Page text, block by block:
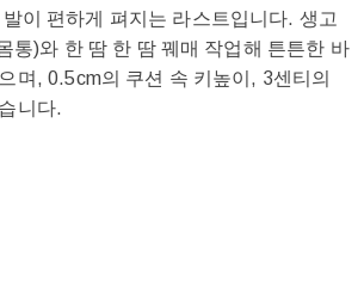
이 편하게 펴지는 라스트입니다. 생고
통)와 한 땀 한 땀 꿰매 작업해 튼튼한 바
며, 0.5cm의 쿠션 속 키높이, 3센티의
니다.